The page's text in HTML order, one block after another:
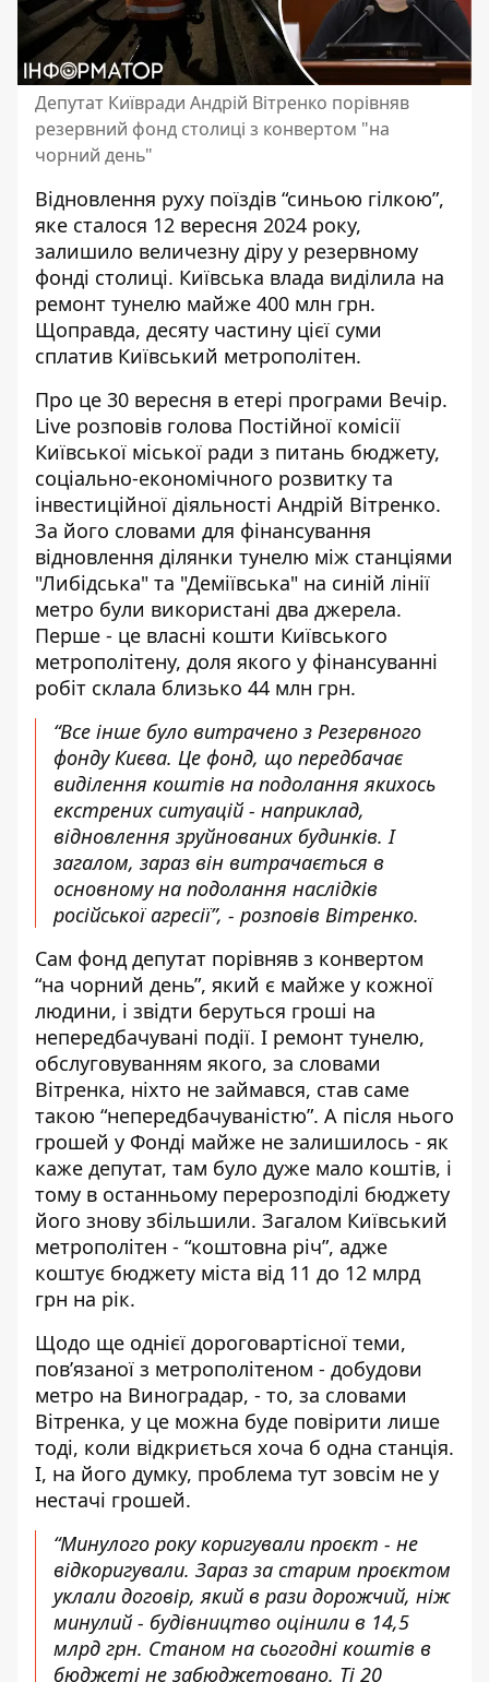
Депутат Київради Андрій Вітренко порівняв
резервний фонд столиці з конвертом "на
чорний день"
Відновлення руху поїздів “синьою гілкою”,
яке сталося 12 вересня 2024 року,
залишило величезну діру у резервному
фонді столиці. Київська влада виділила на
ремонт тунелю майже 400 млн грн.
Щоправда, десяту частину цієї суми
сплатив Київський метрополітен.
Про це 30 вересня в етері програми Вечір.
Live розповів голова Постійної комісії
Київської міської ради з питань бюджету,
соціально-економічного розвитку та
інвестиційної діяльності Андрій Вітренко.
За його словами для фінансування
відновлення ділянки тунелю між станціями
"Либідська" та "Деміївська" на синій лінії
метро були використані два джерела.
Перше - це власні кошти Київського
метрополітену, доля якого у фінансуванні
робіт склала близько 44 млн грн.
“Все інше було витрачено з Резервного
фонду Києва. Це фонд, що передбачає
виділення коштів на подолання якихось
екстрених ситуацій - наприклад,
відновлення зруйнованих будинків. І
загалом, зараз він витрачається в
основному на подолання наслідків
російської агресії”, - розповів Вітренко.
Сам фонд депутат порівняв з конвертом
“на чорний день”, який є майже у кожної
людини, і звідти беруться гроші на
непередбачувані події. І ремонт тунелю,
обслуговуванням якого, за словами
Вітренка, ніхто не займався, став саме
такою “непередбачуваністю”. А після нього
грошей у Фонді майже не залишилось - як
каже депутат, там було дуже мало коштів, і
тому в останньому перерозподілі бюджету
його знову збільшили. Загалом Київський
метрополітен - “коштовна річ”, адже
коштує бюджету міста від 11 до 12 млрд
грн на рік.
Щодо ще однієї дороговартісної теми,
пов’язаної з метрополітеном - добудови
метро на Виноградар, - то, за словами
Вітренка, у це можна буде повірити лише
тоді, коли відкриється хоча б одна станція.
І, на його думку, проблема тут зовсім не у
нестачі грошей.
“Минулого року коригували проєкт - не
відкоригували. Зараз за старим проєктом
уклали договір, який в рази дорожчий, ніж
минулий - будівництво оцінили в 14,5
млрд грн. Станом на сьогодні коштів в
бюджеті не забюджетовано. Ті 20